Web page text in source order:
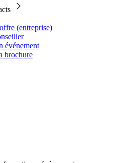
(entreprise)
événement
brochure